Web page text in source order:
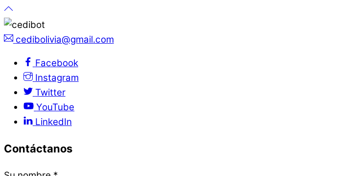
cedibolivia@gmail.com
Facebook
Instagram
Twitter
YouTube
LinkedIn
Contáctanos